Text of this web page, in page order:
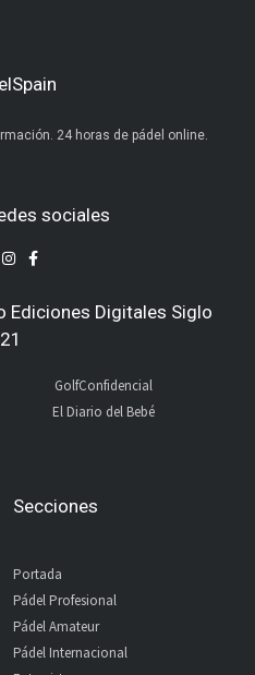
24 horas de pádel online.
sociales
Ediciones Digitales Siglo
21
GolfConfidencial
El Diario del Bebé
Secciones
Portada
Pádel Profesional
Pádel Amateur
Pádel Internacional